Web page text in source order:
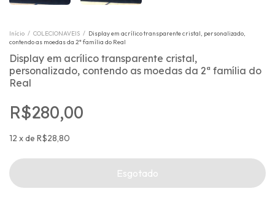
Início / COLECIONAVEIS / Display em acrílico transparente cristal, personalizado,
contendo as moedas da 2ª família do Real
Display em acrílico transparente cristal,
personalizado, contendo as moedas da 2ª família do
Real
R$280,00
12 xde R$28,80